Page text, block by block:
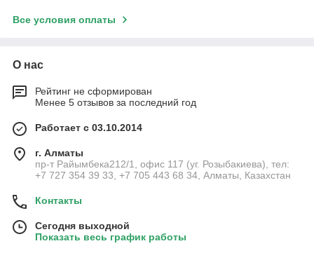
Все условия оплаты
О нас
Рейтинг не сформирован
Менее 5 отзывов за последний год
Работает с 03.10.2014
г. Алматы
пр-т Райымбека212/1, офис 117 (уг. Розыбакиева), тел:
+7 727 354 39 33, +7 705 443 68 34, Алматы, Казахстан
Контакты
Сегодня выходной
Показать весь график работы